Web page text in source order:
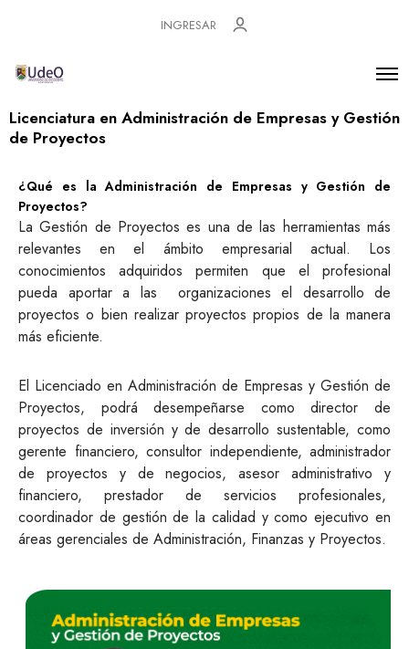
INGRESAR
Licenciatura en Administración de Empresas y Gestión
de Proyectos
¿Qué es la Administración de Empresas y Gestión de
Proyectos?
La Gestión de Proyectos es una de las herramientas más
relevantes en el ámbito empresarial actual. Los
conocimientos adquiridos permiten que el profesional
pueda aportar a las organizaciones el desarrollo de
proyectos o bien realizar proyectos propios de la manera
más eficiente.
El Licenciado en Administración de Empresas y Gestión de
Proyectos, podrá desempeñarse como director de
proyectos de inversión y de desarrollo sustentable, como
gerente financiero, consultor independiente, administrador
de proyectos y de negocios, asesor administrativo y
financiero, prestador de servicios profesionales,
coordinador de gestión de la calidad y como ejecutivo en
áreas gerenciales de Administración, Finanzas y Proyectos.